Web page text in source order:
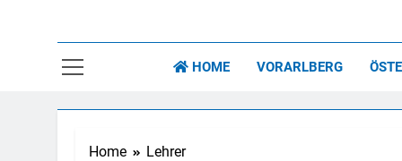
HOME VORARLBERG
Home Lehrer